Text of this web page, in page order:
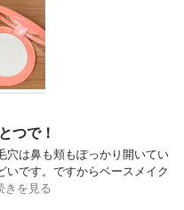
つで！
穴は鼻も頬もぽっかり開いてい
いです。ですからベースメイク
きを見る